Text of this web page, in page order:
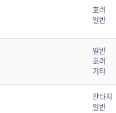
호러
일반
일반
호러
기타
판타지
일반